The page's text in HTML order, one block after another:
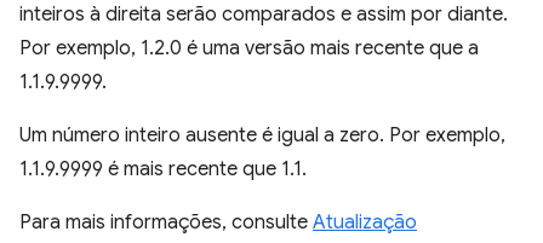
inteiros à direita serão comparados e assim por diante.
Por exemplo, 1.2.0 é uma versão mais recente que a
1.1.9.9999.
Um número inteiro ausente é igual a zero. Por exemplo,
1.1.9.9999 é mais recente que 1.1.
Para mais informações, consulte Atualização